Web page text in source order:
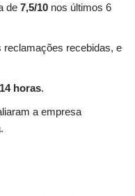
de 7,5/10 nos últimos 6
reclamações recebidas, e
14 horas.
a empresa